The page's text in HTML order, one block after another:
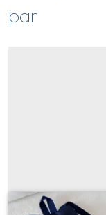
par
GARANCE